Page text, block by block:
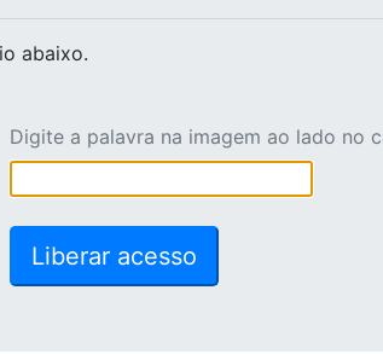
abaixo.
Digite a palavra na imagem ao lado no